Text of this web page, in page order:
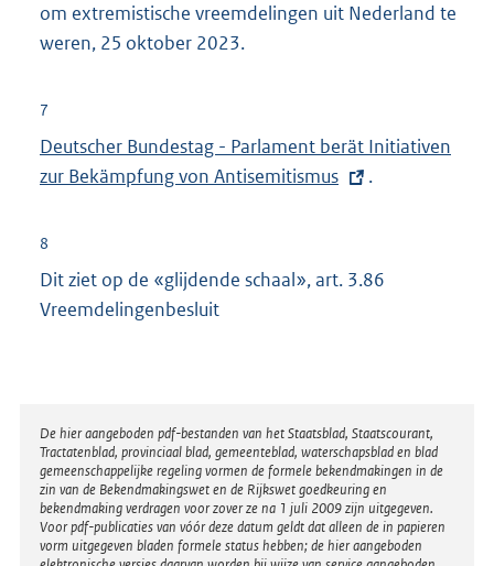
om extremistische vreemdelingen uit Nederland te
weren, 25 oktober 2023.
7
E
x
e
k
:
Deutscher Bundestag - Parlament berät Initiativen
zur Bekämpfung von Antisemitismus
.
8
Dit ziet op de «glijdende schaal», art. 3.86
Vreemdelingenbesluit
Disclaimer
De hier aangeboden pdf-bestanden van het Staatsblad, Staatscourant,
Tractatenblad, provinciaal blad, gemeenteblad, waterschapsblad en blad
gemeenschappelijke regeling vormen de formele bekendmakingen in de
zin van de Bekendmakingswet en de Rijkswet goedkeuring en
bekendmaking verdragen voor zover ze na 1 juli 2009 zijn uitgegeven.
Voor pdf-publicaties van vóór deze datum geldt dat alleen de in papieren
vorm uitgegeven bladen formele status hebben; de hier aangeboden